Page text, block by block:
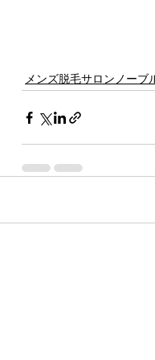
メンズ脱毛サロンノーブ